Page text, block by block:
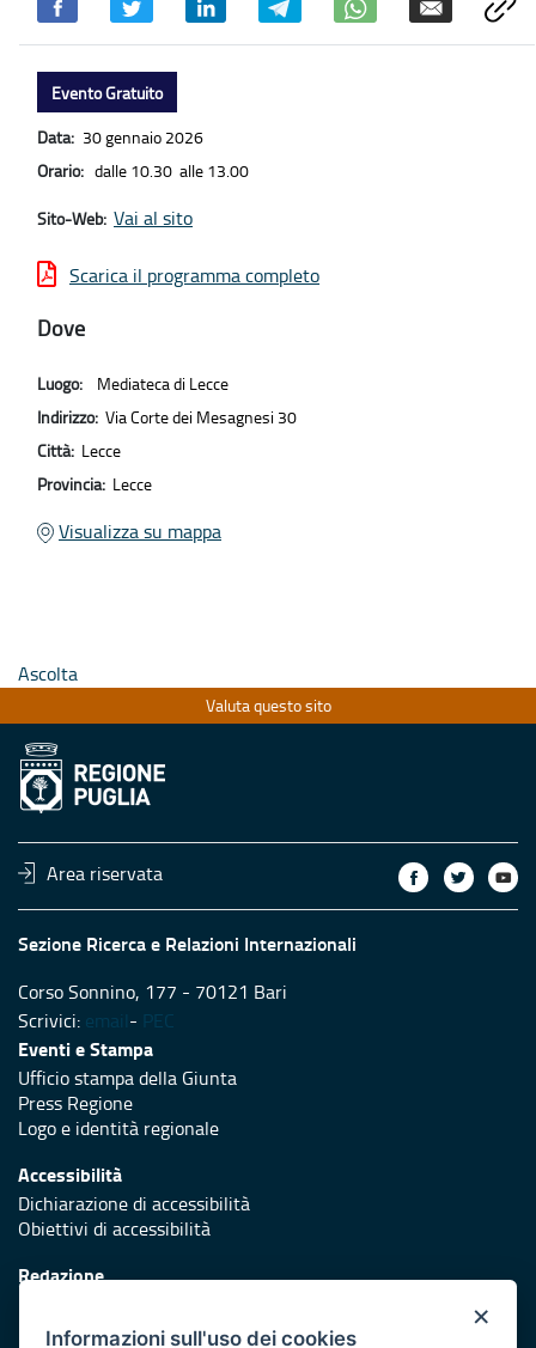
Evento Gratuito
Data: 30 gennaio 2026
Orario: dalle 10.30 alle 13.00
Sito-Web: Vai al sito
Scarica il programma completo
Dove
Luogo:
Mediateca di Lecce
Indirizzo: Via Corte dei Mesagnesi 30
Città: Lecce
Provincia: Lecce
Visualizza su mappa
Ascolta
Valuta questo sito
Area riservata
Sezione Ricerca e Relazioni Internazionali
Corso Sonnino, 177 - 70121 Bari
Scrivici: email - PEC
Eventi e Stampa
Ufficio stampa della Giunta
Press Regione
Logo e identità regionale
Accessibilità
Dichiarazione di accessibilità
Obiettivi di accessibilità
Redazione
×
Informazioni sull'uso dei cookies